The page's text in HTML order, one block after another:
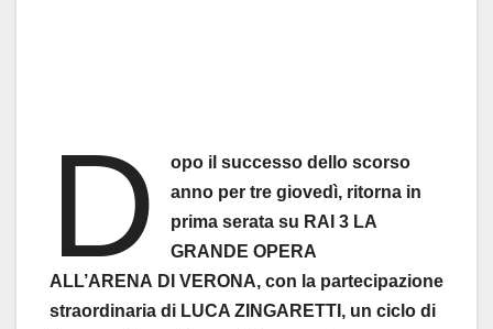
D
opo il successo dello scorso
anno per tre giovedì, ritorna in
prima serata su RAI 3 LA
GRANDE OPERA
ALL’ARENA DI VERONA, con la partecipazione
straordinaria di LUCA ZINGARETTI, un ciclo di